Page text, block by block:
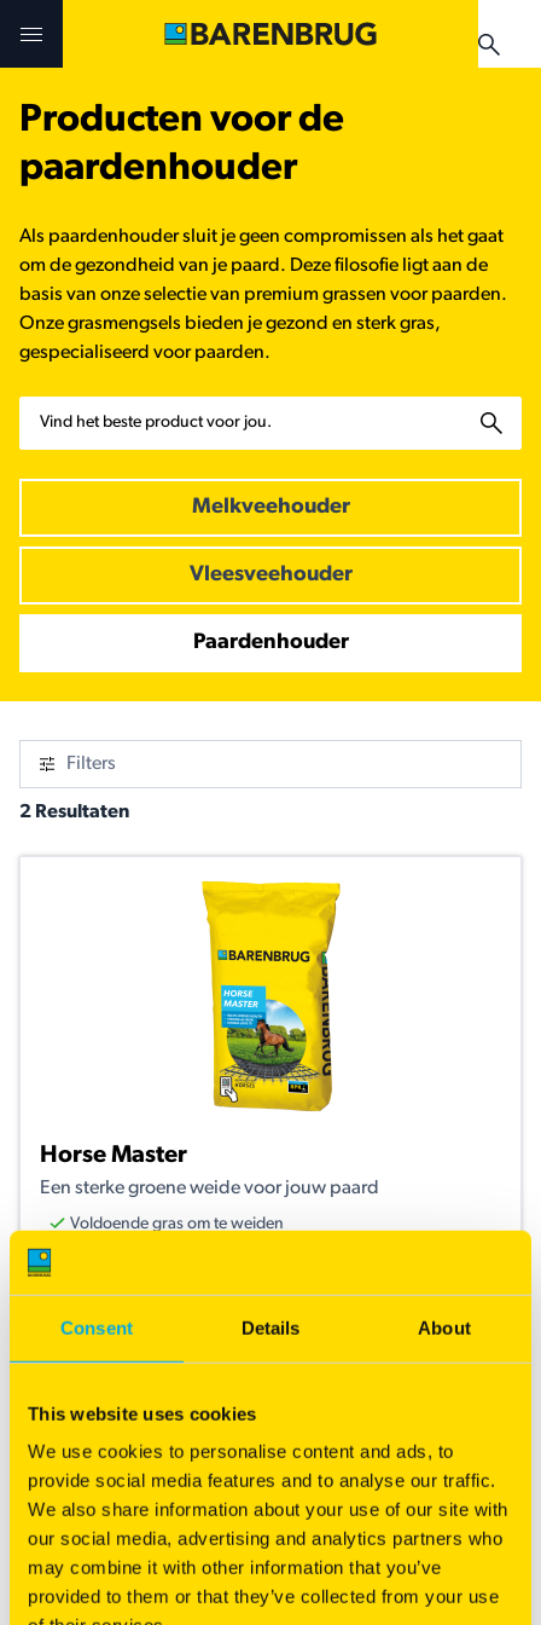
Consent Details About
This website uses cookies
We use cookies to personalise content and ads, to
provide social media features and to analyse our traffic.
We also share information about your use of our site with
our social media, advertising and analytics partners who
may combine it with other information that you’ve
provided to them or that they’ve collected from your use
Producten voor de
paardenhouder
Als paardenhouder sluit je geen compromissen als het gaat
om de gezondheid van je paard. Deze filosofie ligt aan de
basis van onze selectie van premium grassen voor paarden.
Onze grasmengsels bieden je gezond en sterk gras,
gespecialiseerd voor paarden.
Melkveehouder
Vleesveehouder
Paardenhouder
Filters
2 Resultaten
Horse Master
Een sterke groene weide voor jouw paard
Voldoende gras om te weiden
Producten
Praktijkervaringen
Teelthandleidingen
Producten
Verkooppunten
Nieuws & Events
Teelthandleidingen
Nieuws & Events